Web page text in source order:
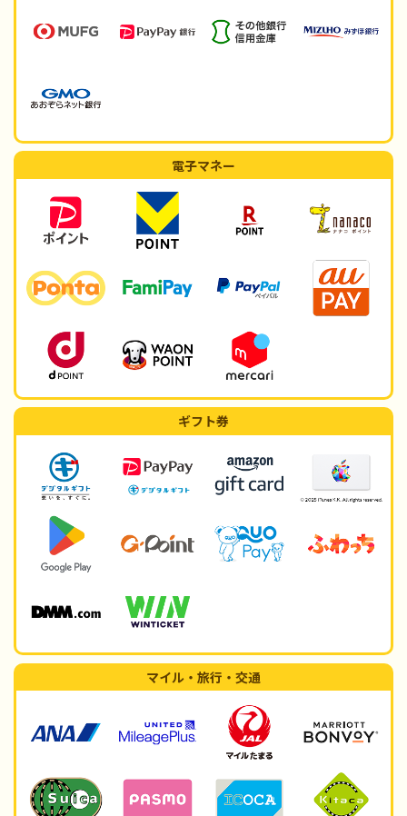
電子マネー
ギフト券
マイル・旅行・交通